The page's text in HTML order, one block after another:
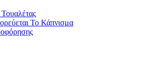
Το Κάπνισμα